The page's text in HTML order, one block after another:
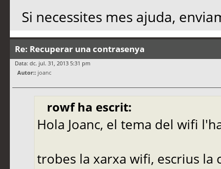
Si necessites mes ajuda,
Re: Recuperar una contrasenya
Data: dc. jul. 31, 2013 5:31 pm
Autor:: joanc
rowf ha escrit:
Hola Joanc, el tema del wifi
trobes la xarxa wifi, escrius la